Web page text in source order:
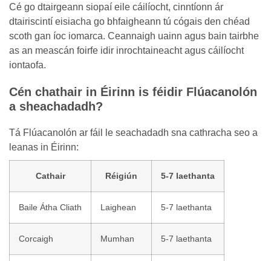
Cé go dtairgeann siopaí eile cáilíocht, cinntíonn ár
dtairiscintí eisiacha go bhfaigheann tú cógais den chéad
scoth gan íoc iomarca. Ceannaigh uainn agus bain tairbhe
as an meascán foirfe idir inrochtaineacht agus cáilíocht
iontaofa.
Cén chathair in Éirinn is féidir Flúacanolón
a sheachadadh?
Tá Flúacanolón ar fáil le seachadadh sna cathracha seo a
leanas in Éirinn:
Cathair Réigiún 5-7 laethanta
Baile Átha Cliath Laighean 5-7 laethanta
Corcaigh Mumhan 5-7 laethanta